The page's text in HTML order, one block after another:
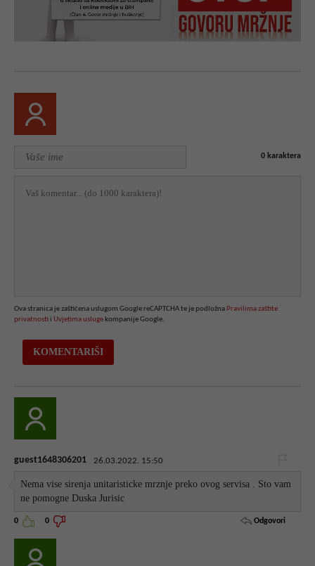
0 karaktera
Ova stranica je zaštićena uslugom Google reCAPTCHA te je podložna Pravilima zaštite
privatnosti i Uvjetima usluge kompanije Google.
guest1648306201 26.03.2022. 15:50
Nema vise sirenja unitaristicke mrznje preko ovog servisa . Sto vam
ne pomogne Duska Jurisic
0 0 Odgovori